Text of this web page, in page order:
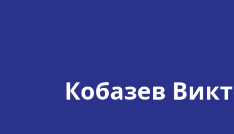
Кобазев